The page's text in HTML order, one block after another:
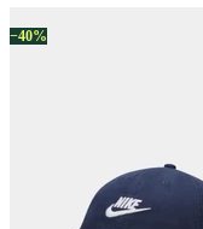
−40%